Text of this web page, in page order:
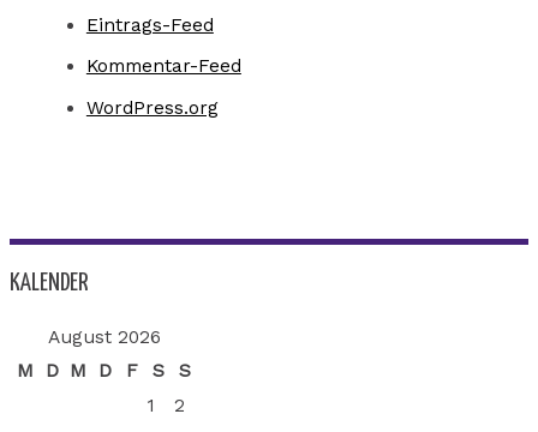
Eintrags-Feed
Kommentar-Feed
WordPress.org
KALENDER
August 2026
M
D M D F S
S
1
2